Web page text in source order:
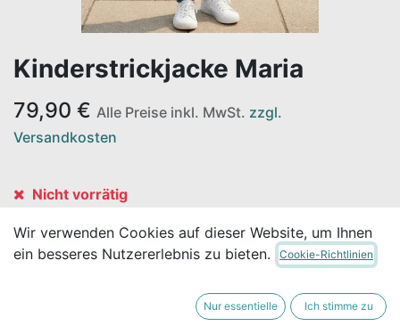
Kinderstrickjacke Maria
79,90 € Alle Preise inkl. MwSt. zzgl.
Versandkosten
Nicht vorrätig
Erhalten Sie eine Benachrichtigung, wenn wieder
vorrätig
Wir verwenden Cookies auf dieser Website, um Ihnen
ein besseres Nutzererlebnis zu bieten.
Cookie-Richtlinien
Nur essentielle Ich stimme zu